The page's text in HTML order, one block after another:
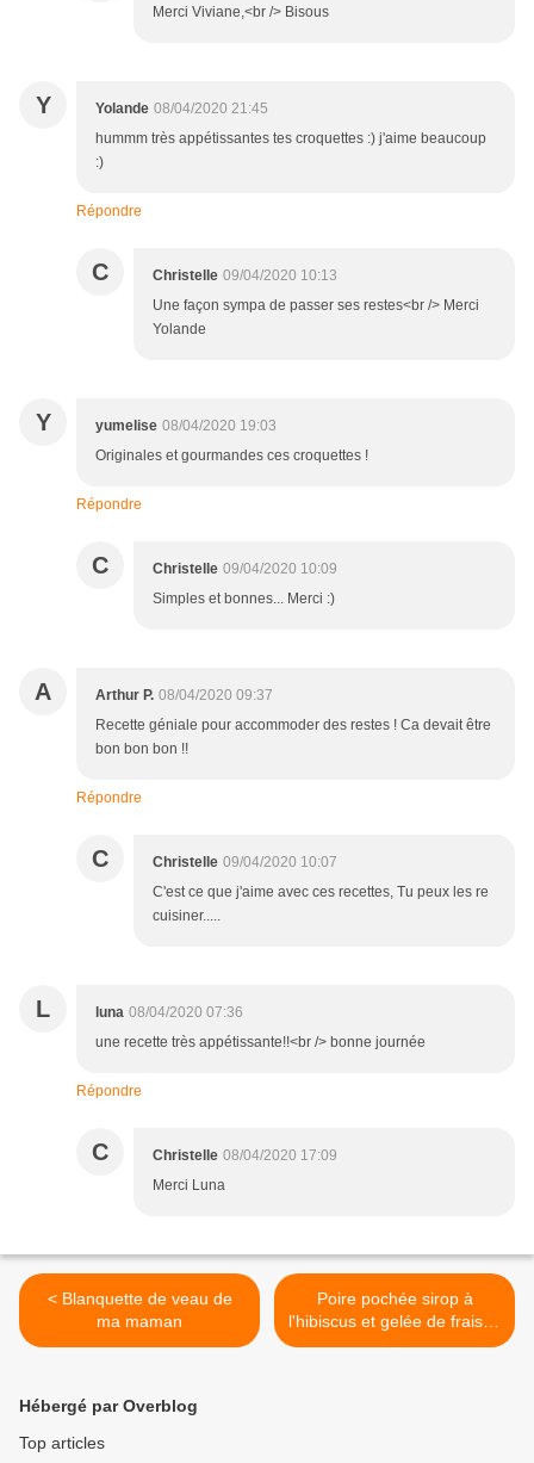
Merci Viviane,<br /> Bisous
Y Yolande 08/04/2020 21:45
hummm très appétissantes tes croquettes :) j'aime beaucoup
:)
Répondre
C Christelle 09/04/2020 10:13
Une façon sympa de passer ses restes<br /> Merci
Yolande
Y yumelise 08/04/2020 19:03
Originales et gourmandes ces croquettes !
Répondre
C Christelle 09/04/2020 10:09
Simples et bonnes... Merci :)
A Arthur P. 08/04/2020 09:37
Recette géniale pour accommoder des restes ! Ca devait être
bon bon bon !!
Répondre
C Christelle 09/04/2020 10:07
C'est ce que j'aime avec ces recettes, Tu peux les re
cuisiner.....
L luna 08/04/2020 07:36
une recette très appétissante!!<br /> bonne journée
Répondre
C Christelle 08/04/2020 17:09
Merci Luna
< Blanquette de veau de
ma maman
Poire pochée sirop à
l'hibiscus et gelée de fraises
>
Hébergé par Overblog
Top articles